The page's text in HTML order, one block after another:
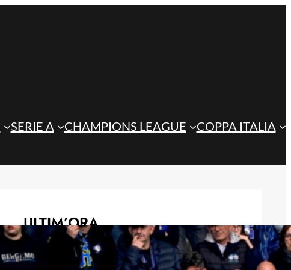
SERIE A CHAMPIONS LEAGUE
COPPA ITALIA
ULTIM’ORA
Mercato, l’ex Atalanta Romero verso
l’Atletico Madrid: Inter in attesa